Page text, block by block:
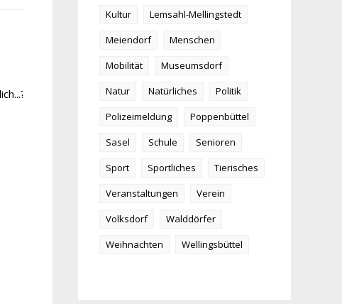
Kultur
Lemsahl-Mellingstedt
Meiendorf
Menschen
Mobilität
Museumsdorf
Natur
Natürliches
Politik
Polizeimeldung
Poppenbüttel
Sasel
Schule
Senioren
Sport
Sportliches
Tierisches
Veranstaltungen
Verein
Volksdorf
Walddörfer
Weihnachten
Wellingsbüttel